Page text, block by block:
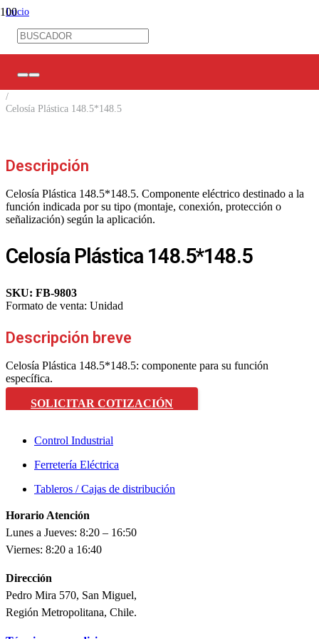
Inicio
Control Industrial
/
Celosía Plástica 148.5*148.5
Descripción
Celosía Plástica 148.5*148.5. Componente eléctrico destinado a la
función indicada por su tipo (montaje, conexión, protección o
señalización) según la aplicación.
Celosía Plástica 148.5*148.5
SKU: FB-9803
Formato de venta: Unidad
Descripción breve
Celosía Plástica 148.5*148.5: componente para su función
específica.
SOLICITAR COTIZACIÓN
Control Industrial
Ferretería Eléctrica
Tableros / Cajas de distribución
Horario Atención
Lunes a Jueves: 8:20 – 16:50
Viernes: 8:20 a 16:40
Dirección
Pedro Mira 570, San Miguel,
Región Metropolitana, Chile.